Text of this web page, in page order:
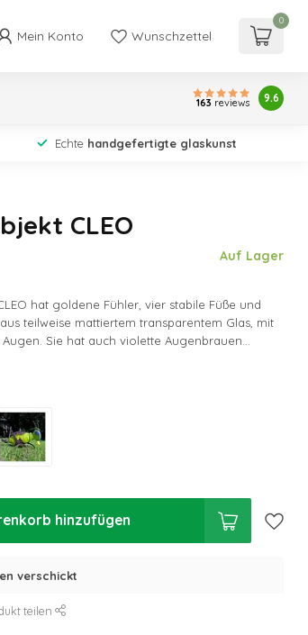
Mein Konto Wunschzettel
0
163 reviews 9.6
Echte handgefertigte glaskunst
CLEO
Auf Lager
hat goldene Fühler, vier stabile Füße und
teilweise mattiertem transparentem Glas, mit
Sie hat auch violette Augenbrauen...
hinzufügen
verschickt
teilen